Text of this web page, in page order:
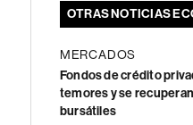
OTRAS NOTICIAS
MERCADOS
Fondos de crédito
temores y se
bursátiles